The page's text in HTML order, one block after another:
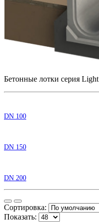
Бетонные лотки серия Light
DN 100
DN 150
DN 200
Сортировка:
Показать: